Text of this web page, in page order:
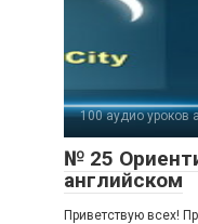
100 аудио уроков
№ 25
английском
Приветствую всех!